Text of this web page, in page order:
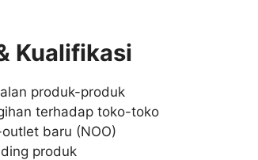
Kualifikasi
produk-produk
terhadap toko-toko
baru (NOO)
produk